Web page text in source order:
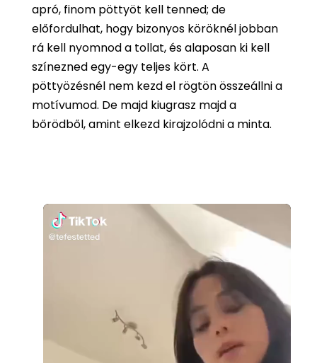
apró, finom pöttyöt kell tenned; de
előfordulhat, hogy bizonyos köröknél jobban
rá kell nyomnod a tollat, és alaposan ki kell
színezned egy-egy teljes kört. A
pöttyözésnél nem kezd el rögtön összeállni a
motívumod. De majd kiugrasz majd a
bőrödből, amint elkezd kirajzolódni a minta.